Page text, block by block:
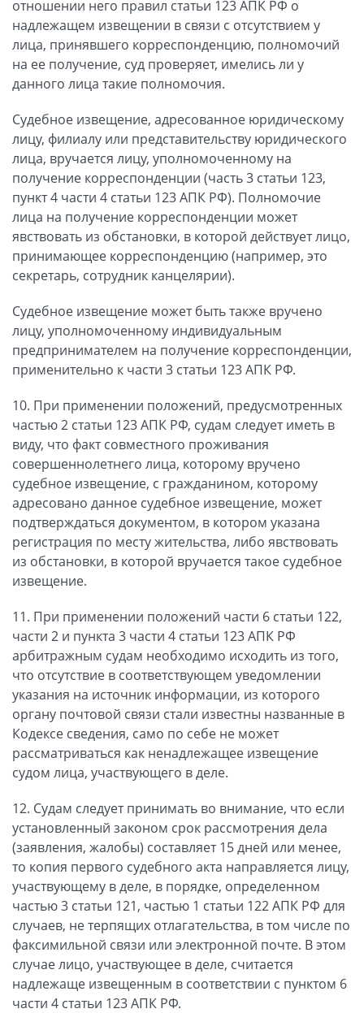
отношении него правил статьи 123 АПК РФ о
надлежащем извещении в связи с отсутствием у
лица, принявшего корреспонденцию, полномочий
на ее получение, суд проверяет, имелись ли у
данного лица такие полномочия.
Судебное извещение, адресованное юридическому
лицу, филиалу или представительству юридического
лица, вручается лицу, уполномоченному на
получение корреспонденции (часть 3 статьи 123,
пункт 4 части 4 статьи 123 АПК РФ). Полномочие
лица на получение корреспонденции может
явствовать из обстановки, в которой действует лицо,
принимающее корреспонденцию (например, это
секретарь, сотрудник канцелярии).
Судебное извещение может быть также вручено
лицу, уполномоченному индивидуальным
предпринимателем на получение корреспонденции,
применительно к части 3 статьи 123 АПК РФ.
10. При применении положений, предусмотренных
частью 2 статьи 123 АПК РФ, судам следует иметь в
виду, что факт совместного проживания
совершеннолетнего лица, которому вручено
судебное извещение, с гражданином, которому
адресовано данное судебное извещение, может
подтверждаться документом, в котором указана
регистрация по месту жительства, либо явствовать
из обстановки, в которой вручается такое судебное
извещение.
11. При применении положений части 6 статьи 122,
части 2 и пункта 3 части 4 статьи 123 АПК РФ
арбитражным судам необходимо исходить из того,
что отсутствие в соответствующем уведомлении
указания на источник информации, из которого
органу почтовой связи стали известны названные в
Кодексе сведения, само по себе не может
рассматриваться как ненадлежащее извещение
судом лица, участвующего в деле.
12. Судам следует принимать во внимание, что если
установленный законом срок рассмотрения дела
(заявления, жалобы) составляет 15 дней или менее,
то копия первого судебного акта направляется лицу,
участвующему в деле, в порядке, определенном
частью 3 статьи 121, частью 1 статьи 122 АПК РФ для
случаев, не терпящих отлагательства, в том числе по
факсимильной связи или электронной почте. В этом
случае лицо, участвующее в деле, считается
надлежаще извещенным в соответствии с пунктом 6
части 4 статьи 123 АПК РФ.